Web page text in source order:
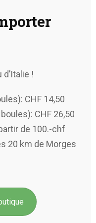
!
CHF 14,50
CHF 26,50
de 100.-chf
20 km de Morges